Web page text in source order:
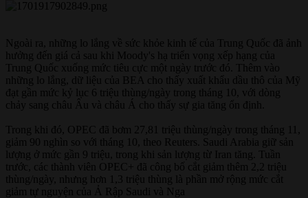
Ngoài ra, những lo lắng về sức khỏe kinh tế của Trung Quốc đã ảnh
hưởng đến giá cả sau khi Moody's hạ triển vọng xếp hạng của
Trung Quốc xuống mức tiêu cực một ngày trước đó. Thêm vào
những lo lắng, dữ liệu của BEA cho thấy xuất khẩu dầu thô của Mỹ
đạt gần mức kỷ lục 6 triệu thùng/ngày trong tháng 10, với dòng
chảy sang châu Âu và châu Á cho thấy sự gia tăng ổn định.
Trong khi đó, OPEC đã bơm 27,81 triệu thùng/ngày trong tháng 11,
giảm 90 nghìn so với tháng 10, theo Reuters. Saudi Arabia giữ sản
lượng ở mức gần 9 triệu, trong khi sản lượng từ Iran tăng. Tuần
trước, các thành viên OPEC+ đã công bố cắt giảm thêm 2,2 triệu
thùng/ngày, nhưng hơn 1,3 triệu thùng là phần mở rộng mức cắt
giảm tự nguyện của Ả Rập Saudi và Nga